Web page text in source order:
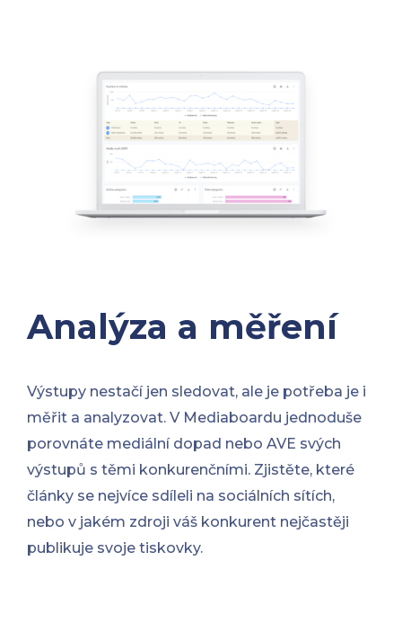
Analýza a měření
Výstupy nestačí jen sledovat, ale je potřeba je i
měřit a analyzovat. V Mediaboardu jednoduše
porovnáte mediální dopad nebo AVE svých
výstupů s těmi konkurenčními. Zjistěte, které
články se nejvíce sdíleli na sociálních sítích,
nebo v jakém zdroji váš konkurent nejčastěji
publikuje svoje tiskovky.